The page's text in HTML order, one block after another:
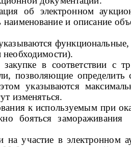
об электронном
и описание
функциональные,
необходимости).
в соответствии с
позволяющие определить
указываются
изменяться.
к используемым при
бояться замораживания
на участие в электронном